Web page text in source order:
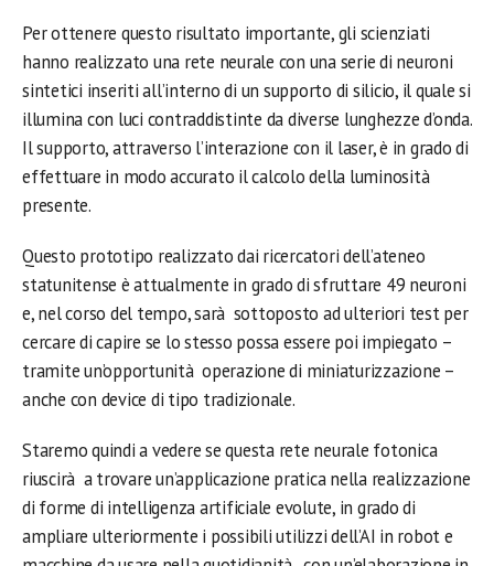
Per ottenere questo risultato importante, gli scienziati
hanno realizzato una rete neurale con una serie di neuroni
sintetici inseriti all’interno di un supporto di silicio, il quale si
illumina con luci contraddistinte da diverse lunghezze d’onda.
Il supporto, attraverso l’interazione con il laser, è in grado di
effettuare in modo accurato il calcolo della luminosità
presente.
Questo prototipo realizzato dai ricercatori dell’ateneo
statunitense è attualmente in grado di sfruttare 49 neuroni
e, nel corso del tempo, sarà sottoposto ad ulteriori test per
cercare di capire se lo stesso possa essere poi impiegato –
tramite un’opportunità operazione di miniaturizzazione –
anche con device di tipo tradizionale.
Staremo quindi a vedere se questa rete neurale fotonica
riuscirà a trovare un’applicazione pratica nella realizzazione
di forme di intelligenza artificiale evolute, in grado di
ampliare ulteriormente i possibili utilizzi dell’AI in robot e